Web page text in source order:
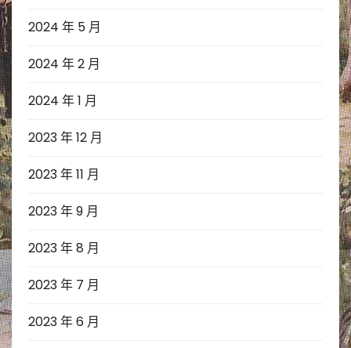
2024 年 5 月
2024 年 2 月
2024 年 1 月
2023 年 12 月
2023 年 11 月
2023 年 9 月
2023 年 8 月
2023 年 7 月
2023 年 6 月